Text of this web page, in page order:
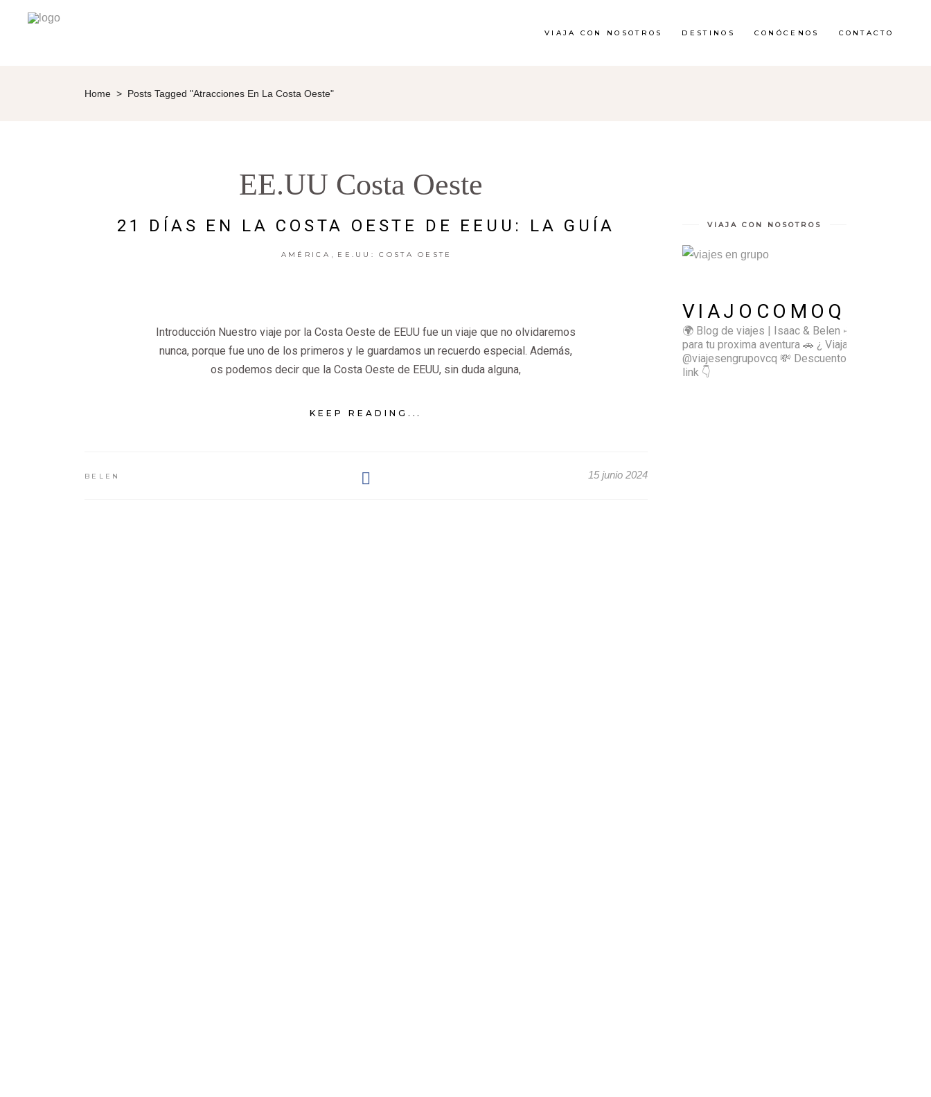
VIAJA CON NOSOTROS DESTINOS CONÓCENOS CONTACTO
Home > Posts Tagged "atracciones En La Costa Oeste"
EE.UU Costa Oeste
21 DÍAS EN LA COSTA OESTE DE EEUU: LA GUÍA
AMÉRICA EE.UU: COSTA OESTE
Introducción Nuestro viaje por la Costa Oeste de EEUU fue un viaje que no olvidaremos
nunca, porque fue uno de los primeros y le guardamos un recuerdo especial. Además,
os podemos decir que la Costa Oeste de EEUU, sin duda alguna,
KEEP READING...
BELEN 15 junio 2024
VIAJA CON NOSOTROS
VIAJOCOMOQUIERO
🌍 Blog de viajes | Isaac & Belen ✈️ Inspírate
para tu proxima aventura 🚗 ¿ Viajas sol@? 👉🏻
@viajesengrupovcq 💸 Descuentos y tips en el
link 👇